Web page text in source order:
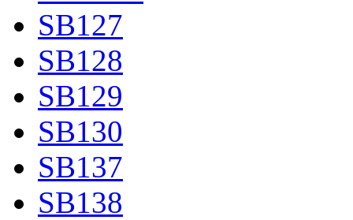
SB127
SB128
SB129
SB130
SB137
SB138